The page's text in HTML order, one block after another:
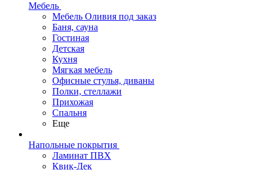
Мебель
Мебель Оливия под заказ
Баня, сауна
Гостиная
Детская
Кухня
Мягкая мебель
Офисные стулья, диваны
Полки, стеллажи
Прихожая
Спальня
Еще
Напольные покрытия
Ламинат ПВХ
Квик-Дек